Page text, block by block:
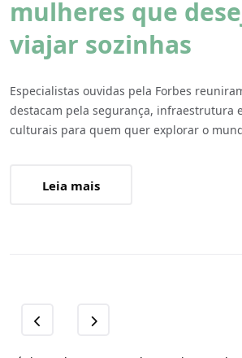
mulheres que
viajar sozinhas
Especialistas ouvidas pela Forbes
destacam pela segurança, infraestrutura
culturais para quem quer explorar o
Leia mais